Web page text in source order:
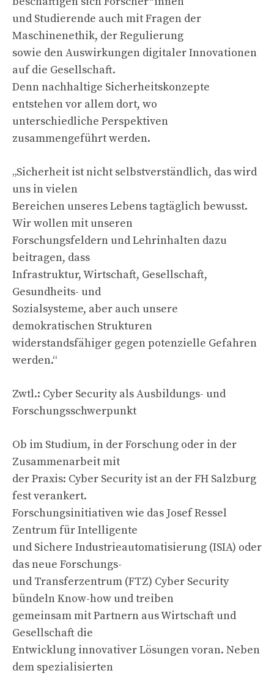
und Studierende auch mit Fragen der
Maschinenethik, der Regulierung
sowie den Auswirkungen digitaler Innovationen
auf die Gesellschaft.
Denn nachhaltige Sicherheitskonzepte
entstehen vor allem dort, wo
unterschiedliche Perspektiven
zusammengeführt werden.
„Sicherheit ist nicht selbstverständlich, das wird
uns in vielen
Bereichen unseres Lebens tagtäglich bewusst.
Wir wollen mit unseren
Forschungsfeldern und Lehrinhalten dazu
beitragen, dass
Infrastruktur, Wirtschaft, Gesellschaft,
Gesundheits- und
Sozialsysteme, aber auch unsere
demokratischen Strukturen
widerstandsfähiger gegen potenzielle Gefahren
werden.“
Zwtl.: Cyber Security als Ausbildungs- und
Forschungsschwerpunkt
Ob im Studium, in der Forschung oder in der
Zusammenarbeit mit
der Praxis: Cyber Security ist an der FH Salzburg
fest verankert.
Forschungsinitiativen wie das Josef Ressel
Zentrum für Intelligente
und Sichere Industrieautomatisierung (ISIA) oder
das neue Forschungs-
und Transferzentrum (FTZ) Cyber Security
bündeln Know-how und treiben
gemeinsam mit Partnern aus Wirtschaft und
Gesellschaft die
Entwicklung innovativer Lösungen voran. Neben
dem spezialisierten